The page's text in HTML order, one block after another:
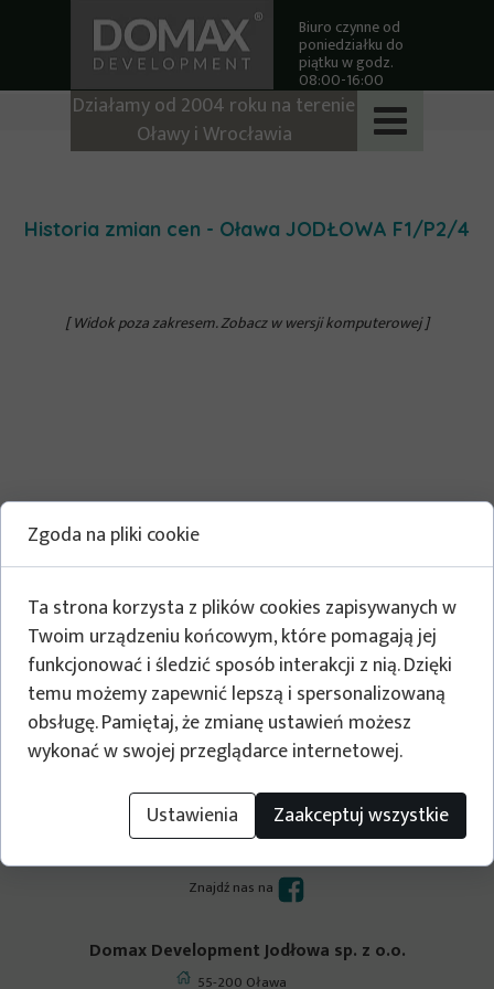
Biuro czynne od
poniedziałku do
piątku w godz.
08:00-16:00
Działamy od 2004 roku na terenie
Oławy i Wrocławia
Historia zmian cen - Oława JODŁOWA F1/P2/4
[ Widok poza zakresem. Zobacz w wersji komputerowej ]
Budujemy dla Ciebie
Znajdź nas na
Domax Development Jodłowa sp. z o.o.
55-200 Oława
Zgoda na pliki cookie
Ta strona korzysta z plików cookies zapisywanych w
Twoim urządzeniu końcowym, które pomagają jej
funkcjonować i śledzić sposób interakcji z nią. Dzięki
temu możemy zapewnić lepszą i spersonalizowaną
obsługę. Pamiętaj, że zmianę ustawień możesz
wykonać w swojej przeglądarce internetowej.
Ustawienia
Zaakceptuj wszystkie